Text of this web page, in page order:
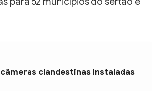
clandestinas instaladas